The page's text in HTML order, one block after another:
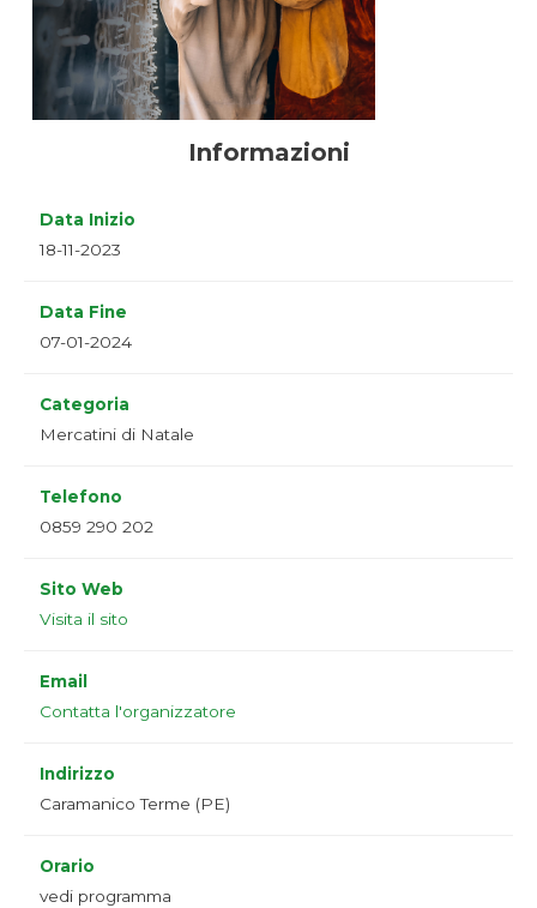
Informazioni
Data Inizio
18-11-2023
Data Fine
07-01-2024
Categoria
Mercatini di Natale
Telefono
0859 290 202
Sito Web
Visita il sito
Email
Contatta l'organizzatore
Indirizzo
Caramanico Terme (PE)
Orario
vedi programma